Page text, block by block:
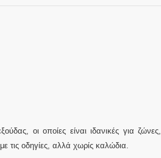
οι οποίες είναι ιδανικές για ζώνες,
τις οδηγίες, αλλά χωρίς καλώδια.